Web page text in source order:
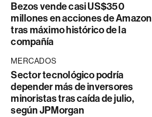
Bezos vende casi US$350
millones en acciones de Amazon
tras máximo histórico de la
compañía
MERCADOS
Sector tecnológico podría
depender más de inversores
minoristas tras caída de julio,
según JPMorgan